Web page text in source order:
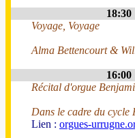
18:30
Voyage, Voyage
Alma Bettencourt &
16:00
Récital d'orgue
Dans le cadre du cycle
Lien : orgues-